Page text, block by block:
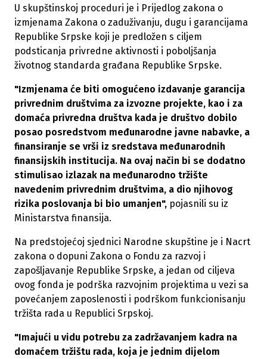
U skupštinskoj proceduri je i Prijedlog zakona o
izmjenama Zakona o zaduživanju, dugu i garancijama
Republike Srpske koji je predložen s ciljem
podsticanja privredne aktivnosti i poboljšanja
životnog standarda građana Republike Srpske.
"Izmjenama će biti omogućeno izdavanje garancija
privrednim društvima za izvozne projekte, kao i za
domaća privredna društva kada je društvo dobilo
posao posredstvom međunarodne javne nabavke, a
finansiranje se vrši iz sredstava međunarodnih
finansijskih institucija. Na ovaj način bi se dodatno
stimulisao izlazak na međunarodno tržište
navedenim privrednim društvima, a dio njihovog
rizika poslovanja bi bio umanjen", pojasnili su iz
Ministarstva finansija.
Na predstojećoj sjednici Narodne skupštine je i Nacrt
zakona o dopuni Zakona o Fondu za razvoj i
zapošljavanje Republike Srpske, a jedan od ciljeva
ovog fonda je podrška razvojnim projektima u vezi sa
povećanjem zaposlenosti i podrškom funkcionisanju
tržišta rada u Republici Srpskoj.
"Imajući u vidu potrebu za zadržavanjem kadra na
domaćem tržištu rada, koja je jednim dijelom